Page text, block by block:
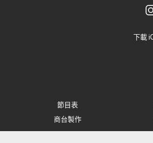
下載
節目表
商台製作